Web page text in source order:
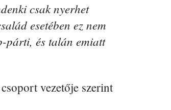
csak nyerhet
esetében ez nem
párti, és talán emiatt
vezetője szerint